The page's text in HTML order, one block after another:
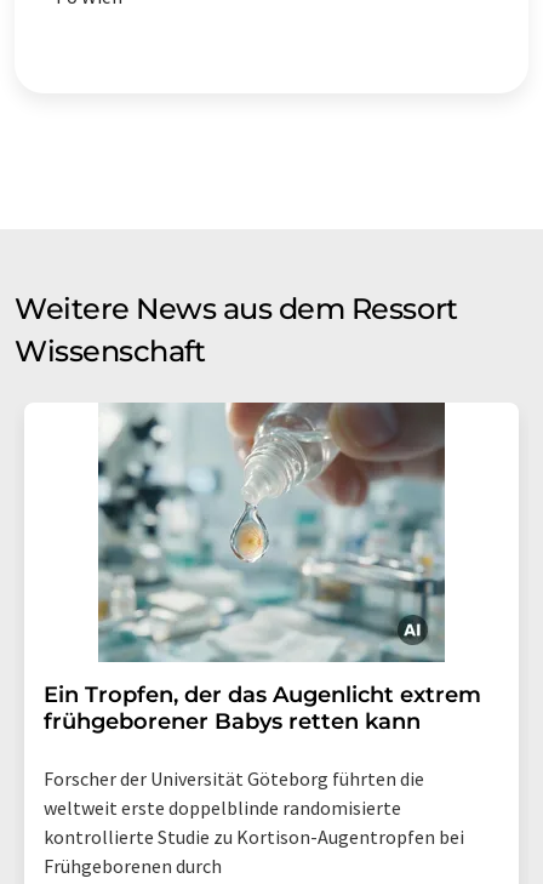
Weitere News aus dem Ressort
Wissenschaft
Ein Tropfen, der das Augenlicht extrem
frühgeborener Babys retten kann
Forscher der Universität Göteborg führten die
weltweit erste doppelblinde randomisierte
kontrollierte Studie zu Kortison-Augentropfen bei
Frühgeborenen durch